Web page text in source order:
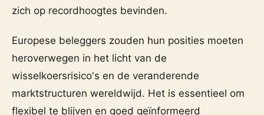
zich op recordhoogtes bevinden.
Europese beleggers zouden hun posities moeten
heroverwegen in het licht van de
wisselkoersrisico's en de veranderende
marktstructuren wereldwijd. Het is essentieel om
flexibel te blijven en goed geïnformeerd